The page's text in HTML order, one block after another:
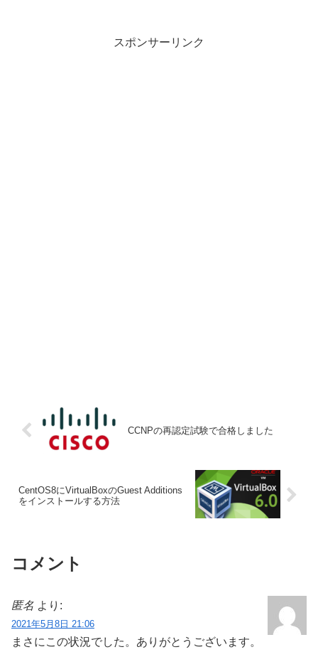
スポンサーリンク
CCNPの再認定試験で合格しました
CentOS8にVirtualBoxのGuest Additions
をインストールする方法
コメント
匿名 より:
2021年5月8日 21:06
まさにこの状況でした。ありがとうございます。